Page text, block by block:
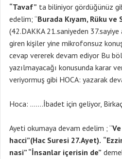
“Tavaf” ta biliniyor gördüğünüz
edelim; “Burada Kıyam, Rüku ve
(42.DAKKA 21.saniyeden 37.sayiye
giren kişiler yine mikrofonsuz
cevap vererek devam ediyor Bu
yazılmayacağı konusunda karar
veriyormuş gibi HOCA: yazarak
Hoca: …….İbadet için geliyor,
Ayeti okumaya devam edelim ; “
hacci”(Hac Suresi 27.Ayet).
nasi” “İnsanlar içerisin de”